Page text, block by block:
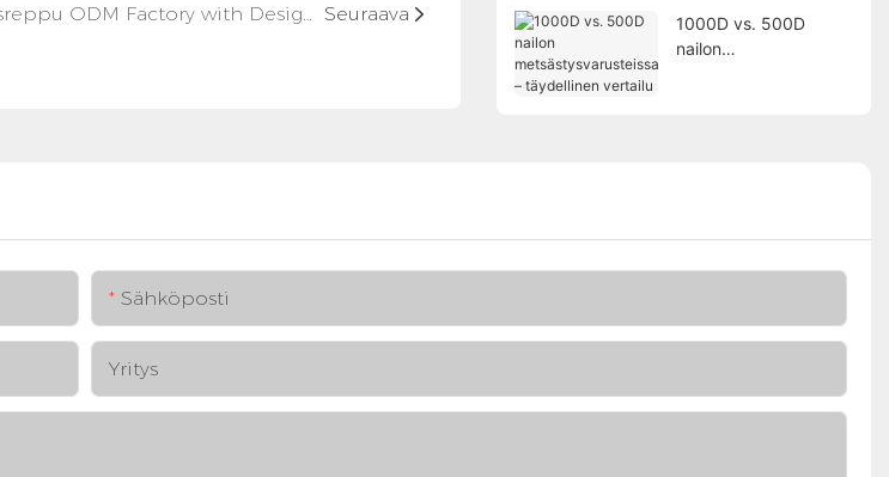
Seuraava
1000D vs. 500D
nailon
Sähköposti
Yritys